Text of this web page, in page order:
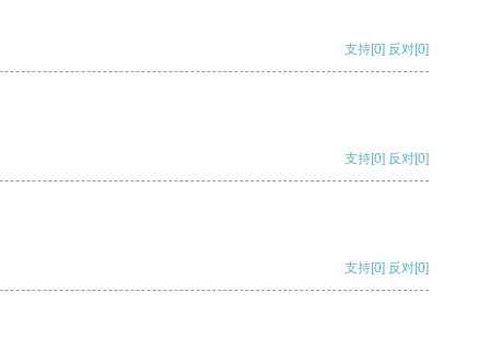
支持[0] 反对[0]
支持[0] 反对[0]
支持[0] 反对[0]